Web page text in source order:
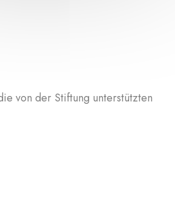
von der Stiftung unterstützten